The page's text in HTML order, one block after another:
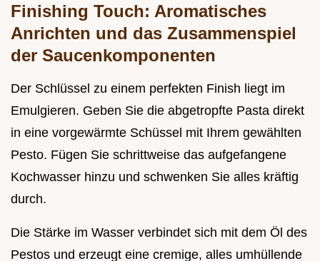
Finishing Touch: Aromatisches
Anrichten und das Zusammenspiel
der Saucenkomponenten
Der Schlüssel zu einem perfekten Finish liegt im
Emulgieren. Geben Sie die abgetropfte Pasta direkt
in eine vorgewärmte Schüssel mit Ihrem gewählten
Pesto. Fügen Sie schrittweise das aufgefangene
Kochwasser hinzu und schwenken Sie alles kräftig
durch.
Die Stärke im Wasser verbindet sich mit dem Öl des
Pestos und erzeugt eine cremige, alles umhüllende